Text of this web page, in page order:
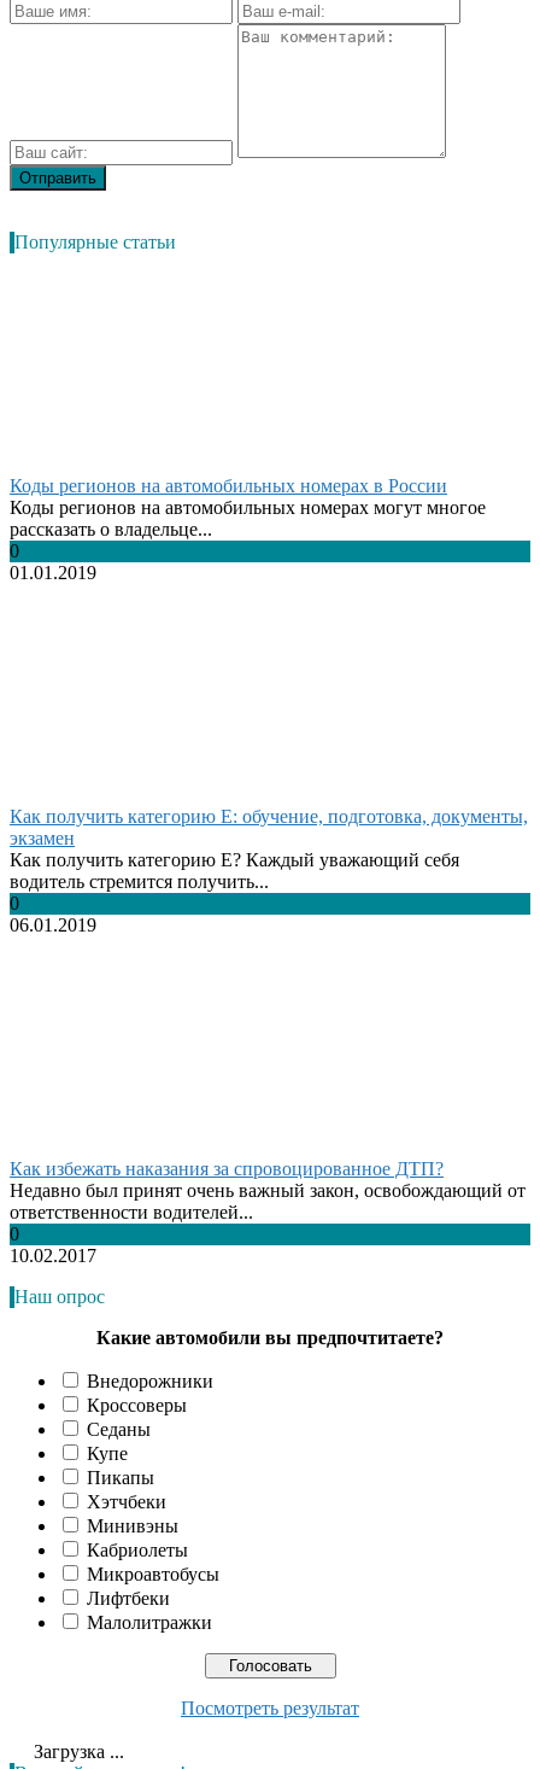
Популярные статьи
Коды регионов на автомобильных номерах в России
Коды регионов на автомобильных номерах могут многое
рассказать о владельце...
0
01.01.2019
Как получить категорию Е: обучение, подготовка, документы,
экзамен
Как получить категорию Е? Каждый уважающий себя
водитель стремится получить...
0
06.01.2019
Как избежать наказания за спровоцированное ДТП?
Недавно был принят очень важный закон, освобождающий от
ответственности водителей...
0
10.02.2017
Наш опрос
Какие автомобили вы предпочтитаете?
Внедорожники
Кроссоверы
Седаны
Купе
Пикапы
Хэтчбеки
Минивэны
Кабриолеты
Микроавтобусы
Лифтбеки
Малолитражки
Посмотреть результат
Загрузка ...